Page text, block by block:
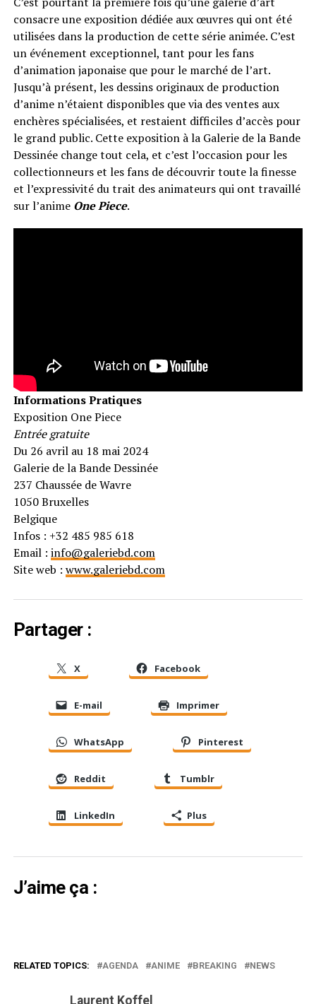
consacre une exposition dédiée aux œuvres qui ont été
utilisées dans la production de cette série animée. C’est
un événement exceptionnel, tant pour les fans
d’animation japonaise que pour le marché de l’art.
Jusqu’à présent, les dessins originaux de production
d’anime n’étaient disponibles que via des ventes aux
enchères spécialisées, et restaient difficiles d’accès pour
le grand public. Cette exposition à la Galerie de la Bande
Dessinée change tout cela, et c’est l’occasion pour les
collectionneurs et les fans de découvrir toute la finesse
et l’expressivité du trait des animateurs qui ont travaillé
sur l’animeOne Piece.
Informations Pratiques
Exposition One Piece
Entrée gratuite
Du 26 avril au 18 mai 2024
Galerie de la Bande Dessinée
237 Chaussée de Wavre
1050 Bruxelles
Belgique
Infos : +32 485 985 618
Email : info@galeriebd.com
Site web : www.galeriebd.com
Partager :
X Facebook
E-mail Imprimer
WhatsApp Pinterest
Reddit Tumblr
LinkedIn Plus
J’aime ça :
RELATED TOPICS: AGENDA ANIME BREAKING NEWS
Laurent Koffel